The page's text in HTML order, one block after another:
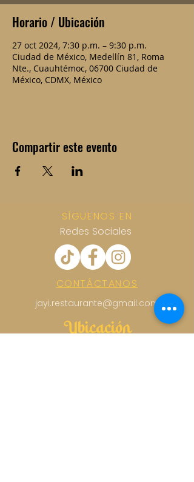
Horario / Ubicación
27 oct 2024, 7:30 p.m. – 9:30 p.m.
Ciudad de México, Medellín 81, Roma
Nte., Cuauhtémoc, 06700 Ciudad de
México, CDMX, México
Compartir este evento
SÍGUENOS EN
Redes Sociales
CONTÁCTANOS
jayi.restaurante@gmail.com
Ubicación